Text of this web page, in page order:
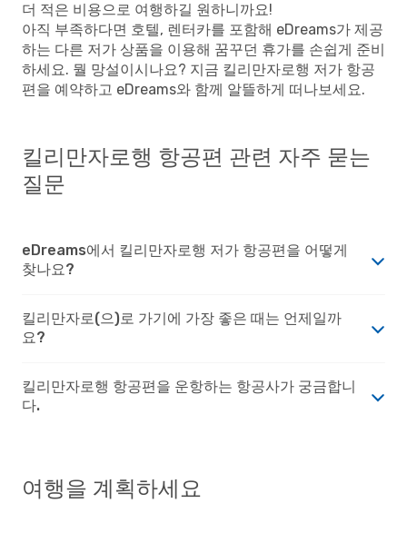
더 적은 비용으로 여행하길 원하니까요!
아직 부족하다면 호텔, 렌터카를 포함해 eDreams가 제공
하는 다른 저가 상품을 이용해 꿈꾸던 휴가를 손쉽게 준비
하세요. 뭘 망설이시나요? 지금 킬리만자로행 저가 항공
편을 예약하고 eDreams와 함께 알뜰하게 떠나보세요.
킬리만자로행 항공편 관련 자주 묻는
질문
eDreams에서 킬리만자로행 저가 항공편을 어떻게
찾나요?
킬리만자로(으)로 가기에 가장 좋은 때는 언제일까
요?
킬리만자로행 항공편을 운항하는 항공사가 궁금합니
다.
여행을 계획하세요